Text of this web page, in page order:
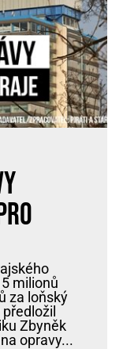
milionů
za loňský
Zbyněk
opravy...